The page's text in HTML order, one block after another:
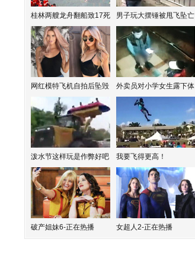
桂林两艘龙舟翻船致17死 男子玩大摆锤被甩飞坠亡
网红模特飞机自拍后坠毁 外卖员对小学女生露下体
泼水节这样玩是作弊好吧 我要飞得更高！
破产姐妹6-正在热播 女超人2-正在热播